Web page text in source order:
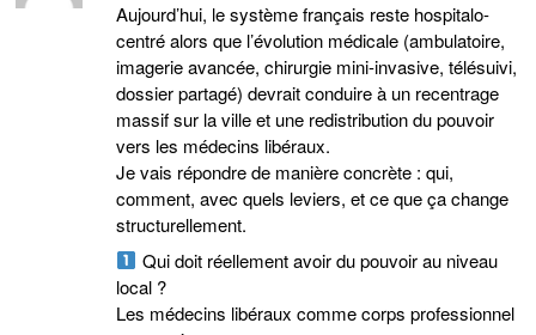
Aujourd’hui, le système français reste hospitalo-
centré alors que l’évolution médicale (ambulatoire,
imagerie avancée, chirurgie mini-invasive, télésuivi,
dossier partagé) devrait conduire à un recentrage
massif sur la ville et une redistribution du pouvoir
vers les médecins libéraux.
Je vais répondre de manière concrète : qui,
comment, avec quels leviers, et ce que ça change
structurellement.
Qui doit réellement avoir du pouvoir au niveau
local ?
Les médecins libéraux comme corps professionnel